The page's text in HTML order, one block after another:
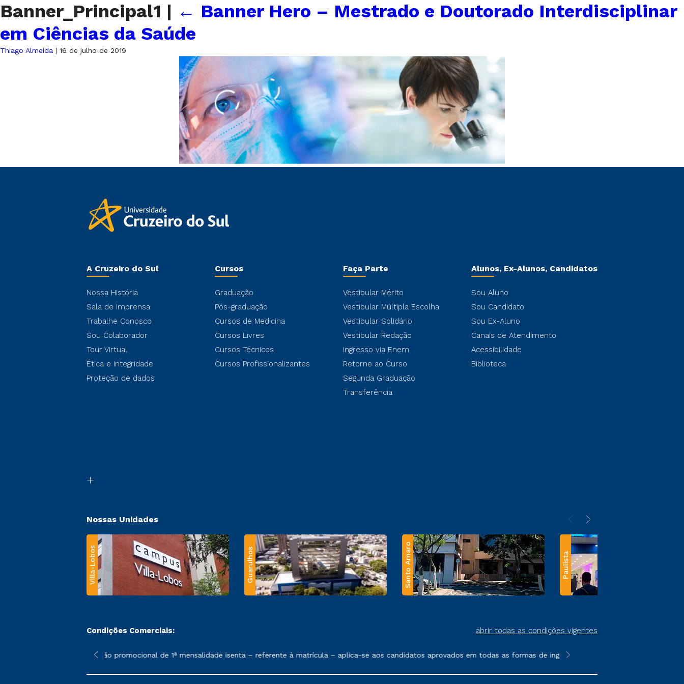
Banner_Principal1 | ← Banner Hero – Mestrado e Doutorado Interdisciplinar
em Ciências da Saúde
Thiago Almeida | 16 de julho de 2019
A Cruzeiro do Sul
Nossa História
Sala de Imprensa
Trabalhe Conosco
Sou Colaborador
Tour Virtual
Ética e Integridade
Proteção de dados
Cursos
Graduação
Pós-graduação
Cursos de Medicina
Cursos Livres
Cursos Técnicos
Cursos Profissionalizantes
Faça Parte
Vestibular Mérito
Vestibular Múltipla Escolha
Vestibular Solidário
Vestibular Redação
Ingresso via Enem
Retorne ao Curso
Segunda Graduação
Transferência
Alunos, Ex-Alunos, Candidatos
Sou Aluno
Sou Candidato
Sou Ex-Aluno
Canais de Atendimento
Acessibilidade
Biblioteca
Nossas Unidades
Villa-Lobos Guarulhos Santo Amaro Paulista
Condições Comerciais: abrir todas as condições vigentes
sofrer alterações nos períodos de rematrícula conforme exposto no contrato de prestação de serviços.
*A condição promocional de 1ª mensalidade isenta – referente à matrícula – aplica-se aos candidatos aprovados em todas as formas de ingresso, exceto na prova on-line ou
**Semipresencial e EAD são